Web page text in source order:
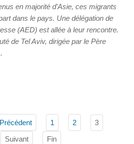
en majorité d'Asie, ces migrants
dans le pays. Une délégation de
(AED) est allée à leur rencontre.
de Tel Aviv, dirigée par le Père
Précédent 1 2 3
Suivant Fin